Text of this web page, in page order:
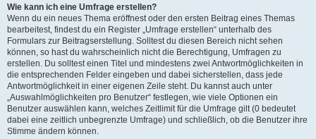
Wie kann ich eine Umfrage erstellen?
Wenn du ein neues Thema eröffnest oder den ersten Beitrag eines Themas
bearbeitest, findest du ein Register „Umfrage erstellen“ unterhalb des
Formulars zur Beitragserstellung. Solltest du diesen Bereich nicht sehen
können, so hast du wahrscheinlich nicht die Berechtigung, Umfragen zu
erstellen. Du solltest einen Titel und mindestens zwei Antwortmöglichkeiten in
die entsprechenden Felder eingeben und dabei sicherstellen, dass jede
Antwortmöglichkeit in einer eigenen Zeile steht. Du kannst auch unter
„Auswahlmöglichkeiten pro Benutzer“ festlegen, wie viele Optionen ein
Benutzer auswählen kann, welches Zeitlimit für die Umfrage gilt (0 bedeutet
dabei eine zeitlich unbegrenzte Umfrage) und schließlich, ob die Benutzer ihre
Stimme ändern können.